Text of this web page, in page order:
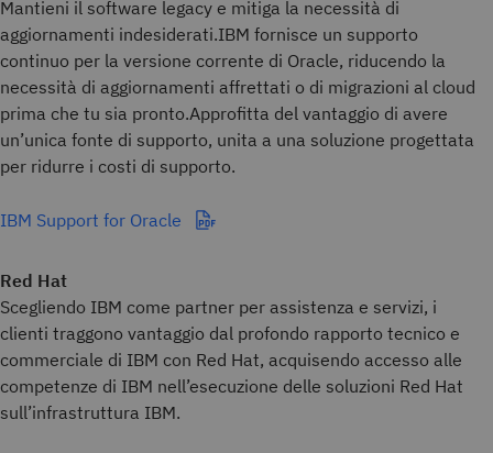
Mantieni il software legacy e mitiga la necessità di
aggiornamenti indesiderati.IBM fornisce un supporto
continuo per la versione corrente di Oracle, riducendo la
necessità di aggiornamenti affrettati o di migrazioni al cloud
prima che tu sia pronto.Approfitta del vantaggio di avere
un’unica fonte di supporto, unita a una soluzione progettata
per ridurre i costi di supporto.
IBM Support for Oracle
Red Hat
Scegliendo IBM come partner per assistenza e servizi, i
clienti traggono vantaggio dal profondo rapporto tecnico e
commerciale di IBM con Red Hat, acquisendo accesso alle
competenze di IBM nell’esecuzione delle soluzioni Red Hat
sull’infrastruttura IBM.